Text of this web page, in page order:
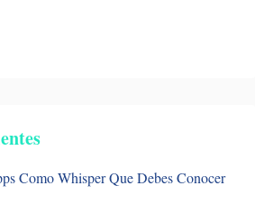
Como Whisper Que Debes Conocer